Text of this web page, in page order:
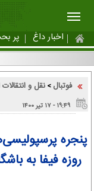
اخبار داغ پر
فوتبال >نقل و انتقالات
۱۹:۴۹ - ۱۷ تير ۱۴۰۰
روزه فیفا به